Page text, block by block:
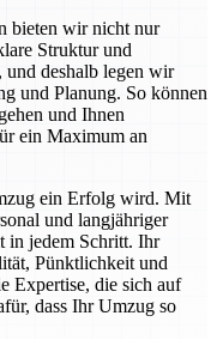
bieten wir nicht nur
Struktur und
und deshalb legen wir
und Planung. So können
und Ihnen
ein Maximum an
ein Erfolg wird. Mit
und langjähriger
in jedem Schritt. Ihr
Pünktlichkeit und
Expertise, die sich auf
dass Ihr Umzug so